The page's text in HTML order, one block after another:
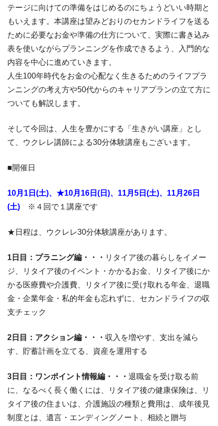
テージに向けての準備をはじめるのにちょうどいい時期と
もいえます。本講座は望みどおりのセカンドライフを送る
ために必要なお金や準備の仕方について、実際に書き込み
表を使いながらプランニングを作成できるよう、入門的な
内容を中心に進めていきます。
人生100年時代をお金の心配なく生きるためのライフプラ
ンニングの考え方や50代からのキャリアプランの立て方に
ついても解説します。
そして今回は、人生を豊かにする「生きがい講座」とし
て、ウクレレ講師による30分体験講座もございます。
■開催日
10月1日(土)、★10月16日(日)、11月5日(土)、11月26日
(土)
※４回で１講座です
★日程は、ウクレレ30分体験講座があります。
1 日目：プラニング編・・・ リタイア後の暮らしをイメー
ジ、リタイア後のイベント・かかるお金、リタイア後にか
かる医療費や介護費、リタイア後に受け取れる年金、退職
金・企業年金・私的年金も忘れずに、セカンドライフの収
支チェック
2 日目：アクション編・・・ 収入を増やす、支出を減ら
す、貯蓄計画を立てる、資産を運用する
3 日目：ワンポイント情報編・・・ 退職金を受け取る前
に、なるべく長く働くには、リタイア後の健康保険は、リ
タイア後の住まいは、介護施設の種類と費用は、成年後見
制度とは、遺言・エンディングノート、相続と贈与